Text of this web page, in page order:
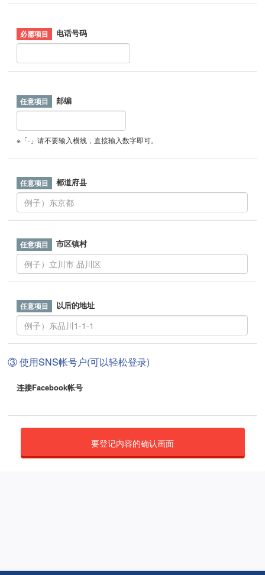
电话号码
邮编
※「-」请不要输入横线，直接输入数字即可。
都道府县
市区镇村
以后的地址
③ 使用SNS帐号户(可以轻松登录)
连接Facebook帐号